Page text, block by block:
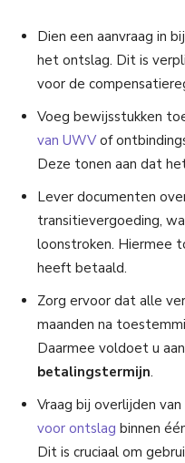
Dien een aanvraag in
het ontslag. Dit is
voor de
Voeg bewijsstukken
van UWV of
Deze tonen aan dat
Lever documenten
transitievergoeding,
loonstroken. Hiermee
heeft betaald.
Zorg ervoor dat alle
maanden na
Daarmee voldoet u
betalingstermijn.
Vraag bij overlijden
voor ontslag binnen
Dit is cruciaal om